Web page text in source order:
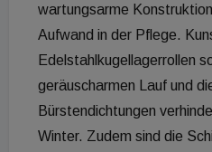
wartungsarme
Aufwand in der Pflege.
Edelstahlkugellagerrollen
geräuscharmen Lauf und
Bürstendichtungen
Winter. Zudem sind die